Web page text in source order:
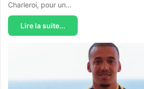
Charleroi, pour un…
Lire la suite...